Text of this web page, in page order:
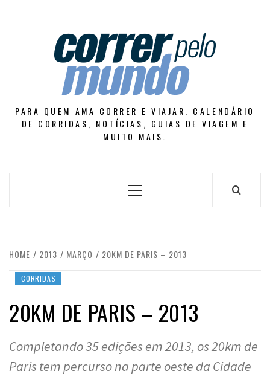
PARA QUEM AMA CORRER E VIAJAR. CALENDÁRIO
DE CORRIDAS, NOTÍCIAS, GUIAS DE VIAGEM E
MUITO MAIS.
Primary
HOME 2013 MARÇO 20KM DE PARIS – 2013
CORRIDAS
20KM DE PARIS – 2013
Completando 35 edições em 2013, os 20km de
Paris tem percurso na parte oeste da Cidade